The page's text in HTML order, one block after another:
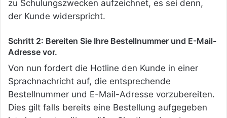
zu Schulungszwecken aufzeichnet, es sei denn,
der Kunde widerspricht.
Schritt 2: Bereiten Sie Ihre Bestellnummer und E-Mail-
Adresse vor.
Von nun fordert die Hotline den Kunde in einer
Sprachnachricht auf, die entsprechende
Bestellnummer und E-Mail-Adresse vorzubereiten.
Dies gilt falls bereits eine Bestellung aufgegeben